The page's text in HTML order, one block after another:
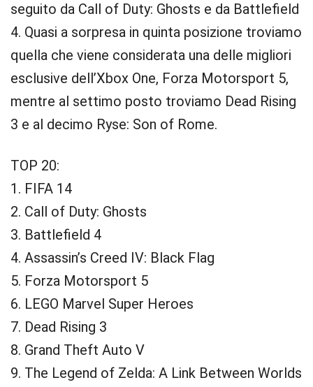
seguito da Call of Duty: Ghosts e da Battlefield
4. Quasi a sorpresa in quinta posizione troviamo
quella che viene considerata una delle migliori
esclusive dell’Xbox One, Forza Motorsport 5,
mentre al settimo posto troviamo Dead Rising
3 e al decimo Ryse: Son of Rome.
TOP 20:
1. FIFA 14
2. Call of Duty: Ghosts
3. Battlefield 4
4. Assassin’s Creed IV: Black Flag
5. Forza Motorsport 5
6. LEGO Marvel Super Heroes
7. Dead Rising 3
8. Grand Theft Auto V
9. The Legend of Zelda: A Link Between Worlds